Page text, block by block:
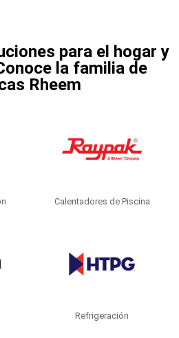
para el hogar y
la familia de
Rheem
Calentadores de Piscina
Refrigeración